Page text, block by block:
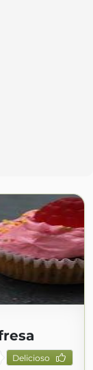
Delicioso